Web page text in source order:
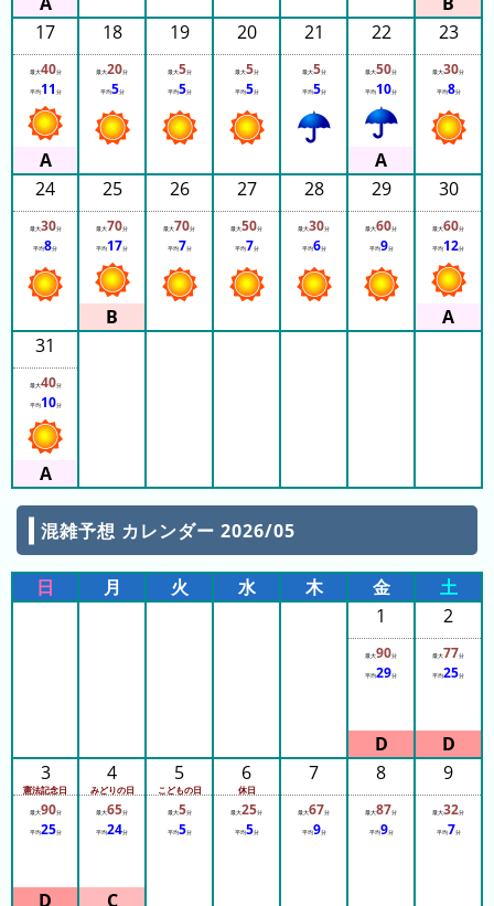
集
東
京
ド
ム
ィ
ガ
マ
パ
ー
ラ
ド
八
景
那
13:45
13:45
13:45
13:45
13:45
13:45
13:45
13:50
13:50
13:50
13:50
13:50
13:50
13:50
13:50
13:55
14:00
14:00
14:00
14:00
14:00
14:00
14:05
14:05
14:05
14:05
14:05
14:10
17
最大40分
平均11 分
18
最大20分
平均5分
19
最大5分
平均5分
20
最大5分
平均5分
21
最大5分
平均5分
22
最大50分
平均10分
23
最大30分
平均8分
24
最大30分
平均8分
25
最大70分
平均17分
26
最大70分
平均7分
27
最大50分
平均7分
28
最大30分
平均6分
29
最大60分
平均9分
30
最大60分
平均12分
31
最大40分
平均10分
混雑予想 カレンダー 2026/05
日 月 火 水 木 金
土
1
最大90分
平均29分
2
最大77分
平均25分
3
憲法記念日
最大90分
平均25分
4
みどりの日
最大65分
平均24分
5
こどもの日
最大5分
平均5分
6
休日
最大25分
平均5分
7
最大67分
平均9分
8
最大87分
平均9分
9
最大32分
平均7分